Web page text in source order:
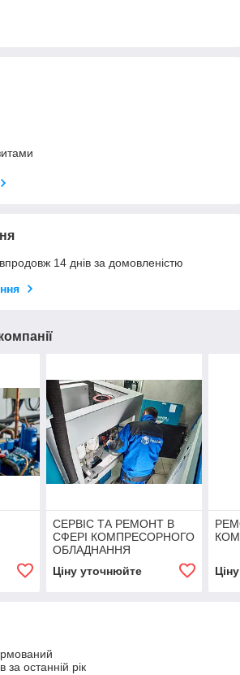
14 днів за домовленістю
СЕРВІС ТА РЕМОНТ В
СФЕРІ КОМПРЕСОРНОГО
ОБЛАДНАННЯ
Ціну уточнюйте
за останній рік